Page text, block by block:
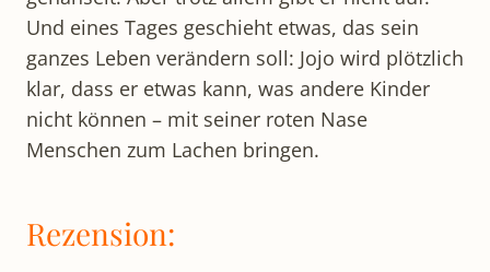
Und eines Tages geschieht etwas, das sein
ganzes Leben verändern soll: Jojo wird plötzlich
klar, dass er etwas kann, was andere Kinder
nicht können – mit seiner roten Nase
Menschen zum Lachen bringen.
Rezension: